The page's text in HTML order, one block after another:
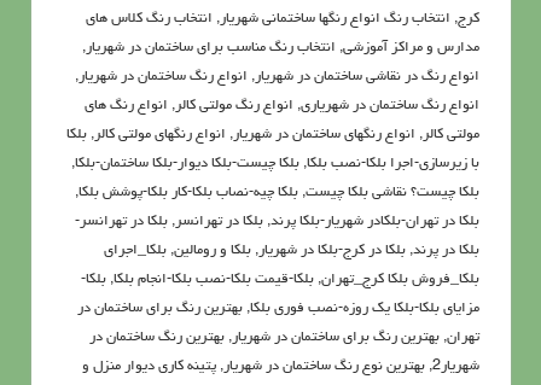
کرج, انتخاب رنگ انواع رنگها ساختمانی شهریار, انتخاب رنگ کلاس های
مدارس و مراکز آموزشی, انتخاب رنگ مناسب برای ساختمان در شهریار,
انواع رنگ در نقاشی ساختمان در شهریار, انواع رنگ ساختمان در شهریار,
انواع رنگ ساختمان در شهریاری, انواع رنگ مولتی کالر, انواع رنگ های
مولتی کالر, انواع رنگهای ساختمان در شهریار, انواع رنگهای مولتی کالر, بلکا
با زیرسازی-اجرا بلکا-نصب بلکا, بلکا چیست-بلکا دیوار-بلکا ساختمان-بلکا,
بلکا چیست؟ نقاشی بلکا چیست, بلکا چیه-نصاب بلکا-کار بلکا-پوشش بلکا,
بلکا در تهران-بلکادر شهریار-بلکا پرند, بلکا در تهرانسر, بلکا در تهرانسر-
بلکا در پرند, بلکا در کرج-بلکا در شهریار, بلکا و رومالین, بلکا_اجرای
بلکا_فروش بلکا کرج_تهران, بلکا-قیمت بلکا-نصب بلکا-انجام بلکا, بلکا-
مزایای بلکا-بلکا یک روزه-نصب فوری بلکا, بهترین رنگ برای ساختمان در
تهران, بهترین رنگ برای ساختمان در شهریار, بهترین رنگ ساختمان در
شهریار2
, بهترین نوع رنگ ساختمان در شهریار, پتينه کاري ديوار منزل و